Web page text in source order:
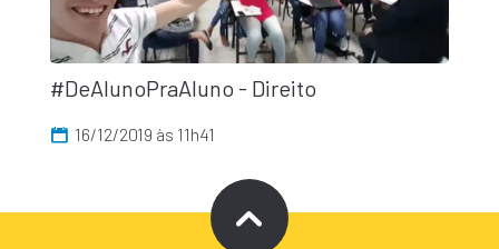
#DeAlunoPraAluno - Direito
16/12/2019 às 11h41